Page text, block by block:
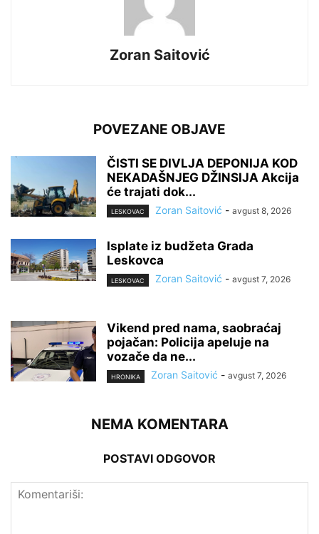
Zoran Saitović
POVEZANE OBJAVE
ČISTI SE DIVLJA DEPONIJA KOD
NEKADAŠNJEG DŽINSIJA Akcija
će trajati dok...
LESKOVAC Zoran Saitović - avgust 8, 2026
Isplate iz budžeta Grada
Leskovca
LESKOVAC Zoran Saitović - avgust 7, 2026
Vikend pred nama, saobraćaj
pojačan: Policija apeluje na
vozače da ne...
HRONIKA Zoran Saitović - avgust 7, 2026
NEMA KOMENTARA
POSTAVI ODGOVOR